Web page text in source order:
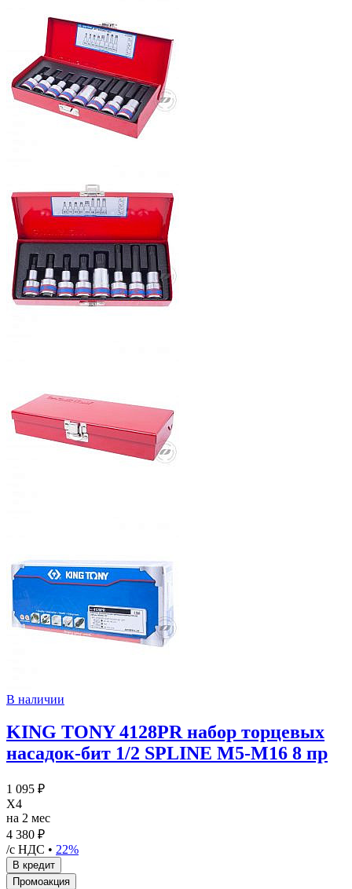
В наличии
KING TONY 4128PR набор торцевых
насадок-бит 1/2 SPLINE М5-М16 8 пр
1 095 ₽
X4
на 2 мес
4 380 ₽
/с НДС • 22%